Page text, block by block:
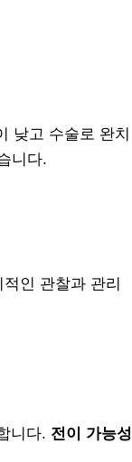
낮고 수술로 완치
니다.
인 관찰과 관리
니다. 전이 가능성